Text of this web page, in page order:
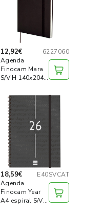
12,92€
6227060
Agenda
Finocam Mara
S/V H 140x204
18,59€
E40SVCAT
Agenda
Finocam Year
A4 espiral S/V